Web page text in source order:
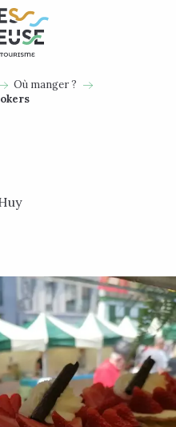
Où manger ?